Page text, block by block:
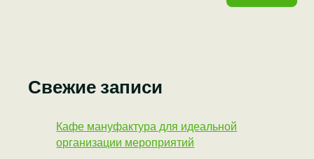
Свежие записи
Кафе мануфактура для идеальной
организации мероприятий